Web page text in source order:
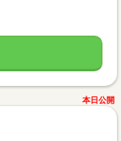
本日公開